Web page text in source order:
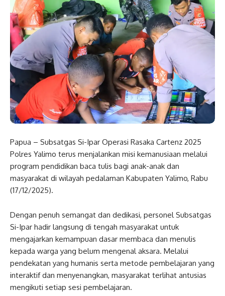
Papua – Subsatgas Si-Ipar Operasi Rasaka Cartenz 2025
Polres Yalimo terus menjalankan misi kemanusiaan melalui
program pendidikan baca tulis bagi anak-anak dan
masyarakat di wilayah pedalaman Kabupaten Yalimo, Rabu
(17/12/2025).
Dengan penuh semangat dan dedikasi, personel Subsatgas
Si-Ipar hadir langsung di tengah masyarakat untuk
mengajarkan kemampuan dasar membaca dan menulis
kepada warga yang belum mengenal aksara. Melalui
pendekatan yang humanis serta metode pembelajaran yang
interaktif dan menyenangkan, masyarakat terlihat antusias
mengikuti setiap sesi pembelajaran.